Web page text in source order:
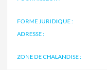
FORME JURIDIQUE :
ADRESSE :
ZONE DE CHALANDISE :